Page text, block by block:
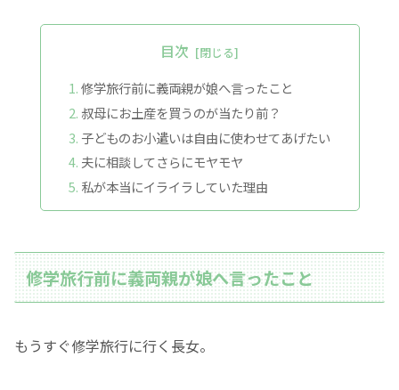
目次
修学旅行前に義両親が娘へ言ったこと
叔母にお土産を買うのが当たり前？
子どものお小遣いは自由に使わせてあげたい
夫に相談してさらにモヤモヤ
私が本当にイライラしていた理由
修学旅行前に義両親が娘へ言ったこと
もうすぐ修学旅行に行く長女。